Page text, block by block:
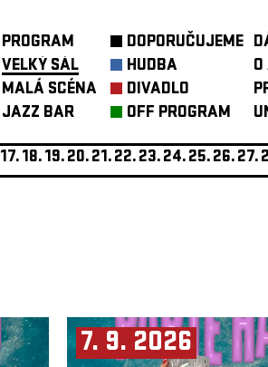
PROGRAM
VELKÝ SÁL
MALÁ SCÉNA
JAZZ BAR
DOPORUČUJEME
HUDBA
DIVADLO
OFF PROGRAM
17.18.19.20.21.22.23.24.25.26.27.
7. 9. 2026